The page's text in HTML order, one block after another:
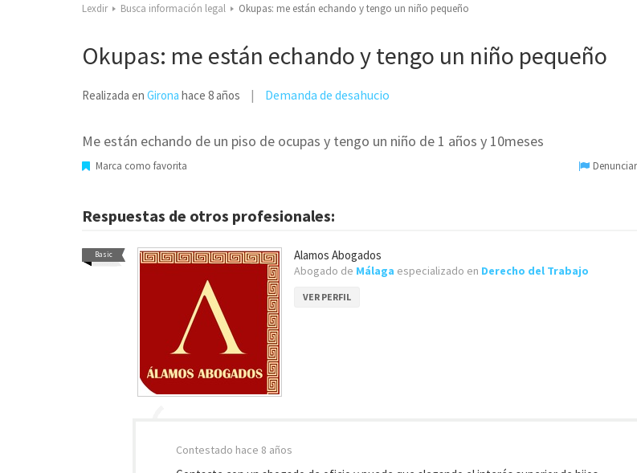
Lexdir Busca información legal Okupas: me están echando y tengo un niño pequeño
Okupas: me están echando y tengo un niño pequeño
Realizada en Girona hace 8 años Demanda de desahucio
Me están echando de un piso de ocupas y tengo un niño de 1 años y 10meses
Marca como favorita
Respuestas de otros profesionales:
Basic Alamos Abogados
Abogado de Málaga especializado en Derecho del Trabajo
VER PERFIL
Contestado hace 8 años